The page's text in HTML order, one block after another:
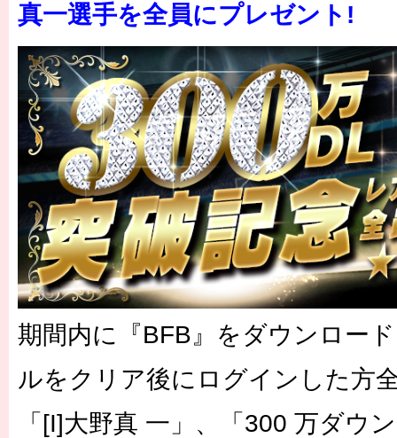
真一選手を全員にプレゼント!
期間内に『BFB』をダウンロー
ルをクリア後にログインした方
「[I]大野真 一」、「300 万ダウ